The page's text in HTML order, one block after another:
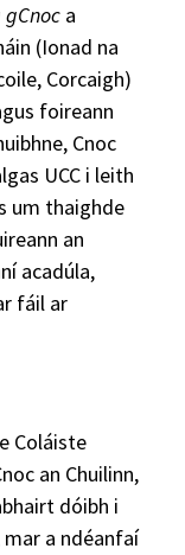
a
(Ionad na
Corcaigh)
foireann
Cnoc
UCC i leith
um thaighde
an
acadúla,
fáil ar
Coláiste
an Chuilinn,
dóibh i
mar a ndéanfaí